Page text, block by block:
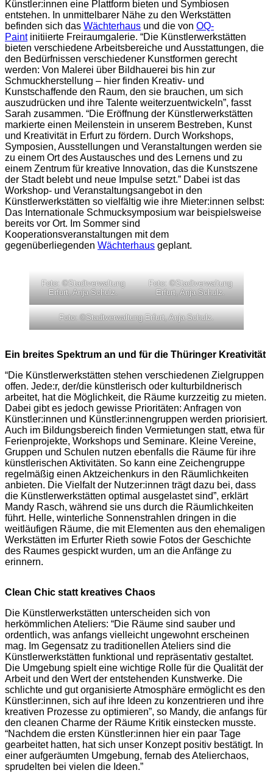
Künstler:innen eine Plattform bieten und Symbiosen
entstehen. In unmittelbarer Nähe zu den Werkstätten
befinden sich das Wächterhaus und die von OQ-
Paintinitiierte Freiraumgalerie. “Die Künstlerwerkstätten
bieten verschiedene Arbeitsbereiche und Ausstattungen, die
den Bedürfnissen verschiedener Kunstformen gerecht
werden: Von Malerei über Bildhauerei bis hin zur
Schmuckherstellung – hier finden Kreativ- und
Kunstschaffende den Raum, den sie brauchen, um sich
auszudrücken und ihre Talente weiterzuentwickeln”, fasst
Sarah zusammen. “Die Eröffnung der Künstlerwerkstätten
markierte einen Meilenstein in unserem Bestreben, Kunst
und Kreativität in Erfurt zu fördern. Durch Workshops,
Symposien, Ausstellungen und Veranstaltungen werden sie
zu einem Ort des Austausches und des Lernens und zu
einem Zentrum für kreative Innovation, das die Kunstszene
der Stadt belebt und neue Impulse setzt.” Dabei ist das
Workshop- und Veranstaltungsangebot in den
Künstlerwerkstätten so vielfältig wie ihre Mieter:innen selbst:
Das Internationale Schmucksymposium war beispielsweise
bereits vor Ort. Im Sommer sind
Kooperationsveranstaltungen mit dem
gegenüberliegenden Wächterhaus geplant.
Foto: ©Stadtverwaltung
Erfurt, Anja Schulz.
Foto: ©Stadtverwaltung
Erfurt, Anja Schulz.
Foto: ©Stadtverwaltung Erfurt, Anja Schulz.
Ein breites Spektrum an und für die Thüringer Kreativität
“Die Künstlerwerkstätten stehen verschiedenen Zielgruppen
offen. Jede:r, der/die künstlerisch oder kulturbildnerisch
arbeitet, hat die Möglichkeit, die Räume kurzzeitig zu mieten.
Dabei gibt es jedoch gewisse Prioritäten: Anfragen von
Künstler:innen und Künstler:innengruppen werden priorisiert.
Auch im Bildungsbereich finden Vermietungen statt, etwa für
Ferienprojekte, Workshops und Seminare. Kleine Vereine,
Gruppen und Schulen nutzen ebenfalls die Räume für ihre
künstlerischen Aktivitäten. So kann eine Zeichengruppe
regelmäßig einen Aktzeichenkurs in den Räumlichkeiten
anbieten. Die Vielfalt der Nutzer:innen trägt dazu bei, dass
die Künstlerwerkstätten optimal ausgelastet sind”, erklärt
Mandy Rasch, während sie uns durch die Räumlichkeiten
führt. Helle, winterliche Sonnenstrahlen dringen in die
weitläufigen Räume, die mit Elementen aus den ehemaligen
Werkstätten im Erfurter Rieth sowie Fotos der Geschichte
des Raumes gespickt wurden, um an die Anfänge zu
erinnern.
Clean Chic statt kreatives Chaos
Die Künstlerwerkstätten unterscheiden sich von
herkömmlichen Ateliers: “Die Räume sind sauber und
ordentlich, was anfangs vielleicht ungewohnt erscheinen
mag. Im Gegensatz zu traditionellen Ateliers sind die
Künstlerwerkstätten funktional und repräsentativ gestaltet.
Die Umgebung spielt eine wichtige Rolle für die Qualität der
Arbeit und den Wert der entstehenden Kunstwerke. Die
schlichte und gut organisierte Atmosphäre ermöglicht es den
Künstler:innen, sich auf ihre Ideen zu konzentrieren und ihre
kreativen Prozesse zu optimieren”, so Mandy, die anfangs für
den cleanen Charme der Räume Kritik einstecken musste.
“Nachdem die ersten Künstler:innen hier ein paar Tage
gearbeitet hatten, hat sich unser Konzept positiv bestätigt. In
einer aufgeräumten Umgebung, fernab des Atelierchaos,
sprudelten bei vielen die Ideen.”